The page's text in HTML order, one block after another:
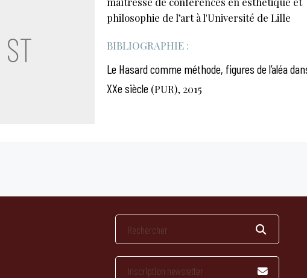
ST
philosophie de l’art à l'Université de Lille
BIBLIOGRAPHIE :
Le Hasard comme méthode, figures de l’aléa
XXe siècle(PUR), 2015